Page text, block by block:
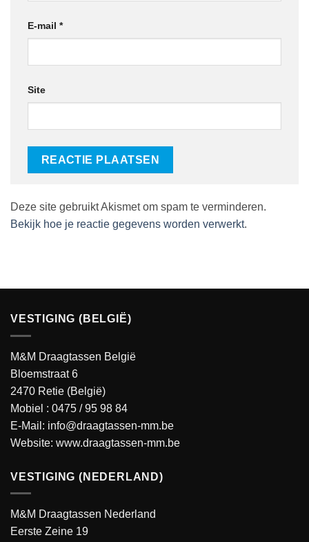
E-mail *
Site
Deze site gebruikt Akismet om spam te verminderen.
Bekijk hoe je reactie gegevens worden verwerkt.
VESTIGING (BELGIË)
M&M Draagtassen België
Bloemstraat 6
2470 Retie (België)
Mobiel : 0475 / 95 98 84
E-Mail: info@draagtassen-mm.be
Website: www.draagtassen-mm.be
VESTIGING (NEDERLAND)
M&M Draagtassen Nederland
Eerste Zeine 19